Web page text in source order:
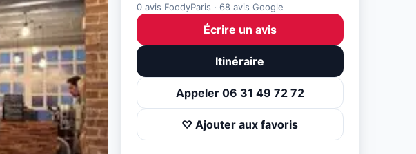
0 avis FoodyParis · 68 avis Google
Écrire un avis
Itinéraire
Appeler 06 31 49 72 72
♡ Ajouter aux favoris